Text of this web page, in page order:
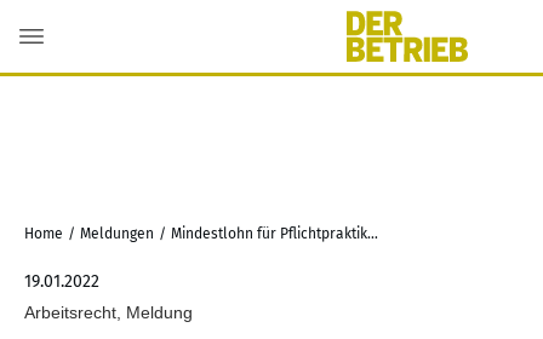
Home / Meldungen / Mindestlohn für Pflichtpraktikum?
19.01.2022
Arbeitsrecht, Meldung